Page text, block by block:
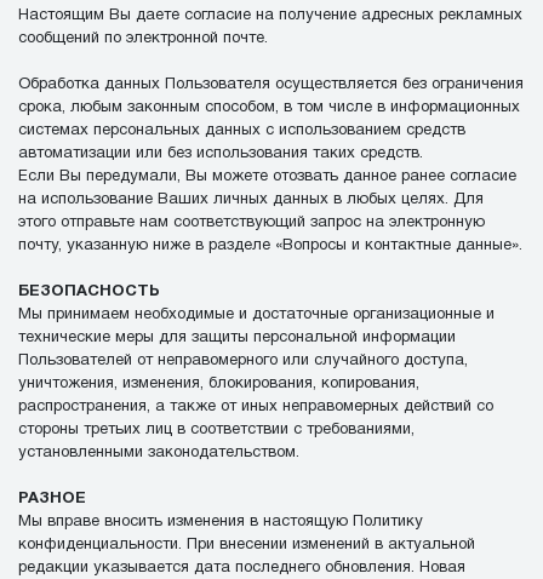
Настоящим Вы даете согласие на получение адресных рекламных
сообщений по электронной почте.
Обработка данных Пользователя осуществляется без ограничения
срока, любым законным способом, в том числе в информационных
системах персональных данных с использованием средств
автоматизации или без использования таких средств.
Если Вы передумали, Вы можете отозвать данное ранее согласие
на использование Ваших личных данных в любых целях. Для
этого отправьте нам соответствующий запрос на электронную
почту, указанную ниже в разделе «Вопросы и контактные данные».
БЕЗОПАСНОСТЬ
Мы принимаем необходимые и достаточные организационные и
технические меры для защиты персональной информации
Пользователей от неправомерного или случайного доступа,
уничтожения, изменения, блокирования, копирования,
распространения, а также от иных неправомерных действий со
стороны третьих лиц в соответствии с требованиями,
установленными законодательством.
РАЗНОЕ
Мы вправе вносить изменения в настоящую Политику
конфиденциальности. При внесении изменений в актуальной
редакции указывается дата последнего обновления. Новая